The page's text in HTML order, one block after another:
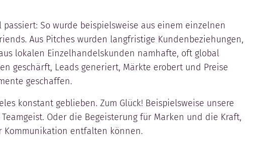
So wurde beispielsweise aus einem einzelnen
Aus Pitches wurden langfristige Kundenbeziehungen,
lokalen Einzelhandelskunden namhafte, oft global
geschärft, Leads generiert, Märkte erobert und Preise
geschaffen.
konstant geblieben. Zum Glück! Beispielsweise unsere
Oder die Begeisterung für Marken und die Kraft,
entfalten können.